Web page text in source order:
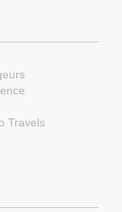
Travels